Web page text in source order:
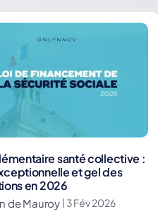
santé collective :
et gel des
en 2026
de Mauroy | 3 Fév 2026